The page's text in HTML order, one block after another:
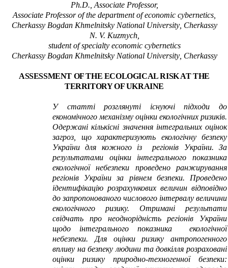
Ph.D., Associate Professor,
Associate Professor of the department of economic cybernetics,
Cherkassy Bogdan Khmelnitsky National University, Cherkassy
N. V. Kuzmych,
student of specialty economic cybernetics
Cherkassy Bogdan Khmelnitsky National University, Cherkassy
ASSESSMENT OF THE ECOLOGICAL RISK AT THE
TERRITORY OF UKRAINE
У статті розглянуті існуючі підходи до
економічного механізму оцінки екологічних ризиків.
Одержані кількісні значення інтегральних оцінок
загроз, що характеризують екологічну безпеку
України для кожного із регіонів України. За
результатами оцінки інтегрального показника
екологічної небезпеки проведено ранжирування
регіонів України за рівнем безпеки. Проведено
ідентифікацію розрахункових величин відповідно
до запропонованого числового інтервалу величини
екологічного ризику. Отримані результати
свідчать про неоднорідність регіонів України
щодо інтегрального показника екологічної
небезпеки. Для оцінки ризику антропогенного
впливу на безпеку людини та довкілля розраховані
оцінки ризику природно-техногенної безпеки: